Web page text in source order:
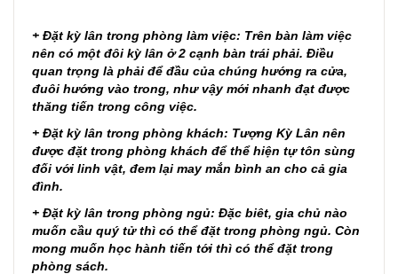
+ Đặt kỳ lân trong phòng làm việc: Trên bàn làm việc
nên có một đôi kỳ lân ở 2 cạnh bàn trái phải. Điều
quan trọng là phải để đầu của chúng hướng ra cửa,
đuôi hướng vào trong, như vậy mới nhanh đạt được
thăng tiến trong công việc.
+ Đặt kỳ lân trong phòng khách: Tượng Kỳ Lân nên
được đặt trong phòng khách để thể hiện tự tôn sùng
đối với linh vật, đem lại may mắn bình an cho cả gia
đình.
+ Đặt kỳ lân trong phòng ngủ: Đặc biêt, gia chủ nào
muốn cầu quý tử thì có thể đặt trong phòng ngủ. Còn
mong muốn học hành tiến tới thì có thể đặt trong
phòng sách.